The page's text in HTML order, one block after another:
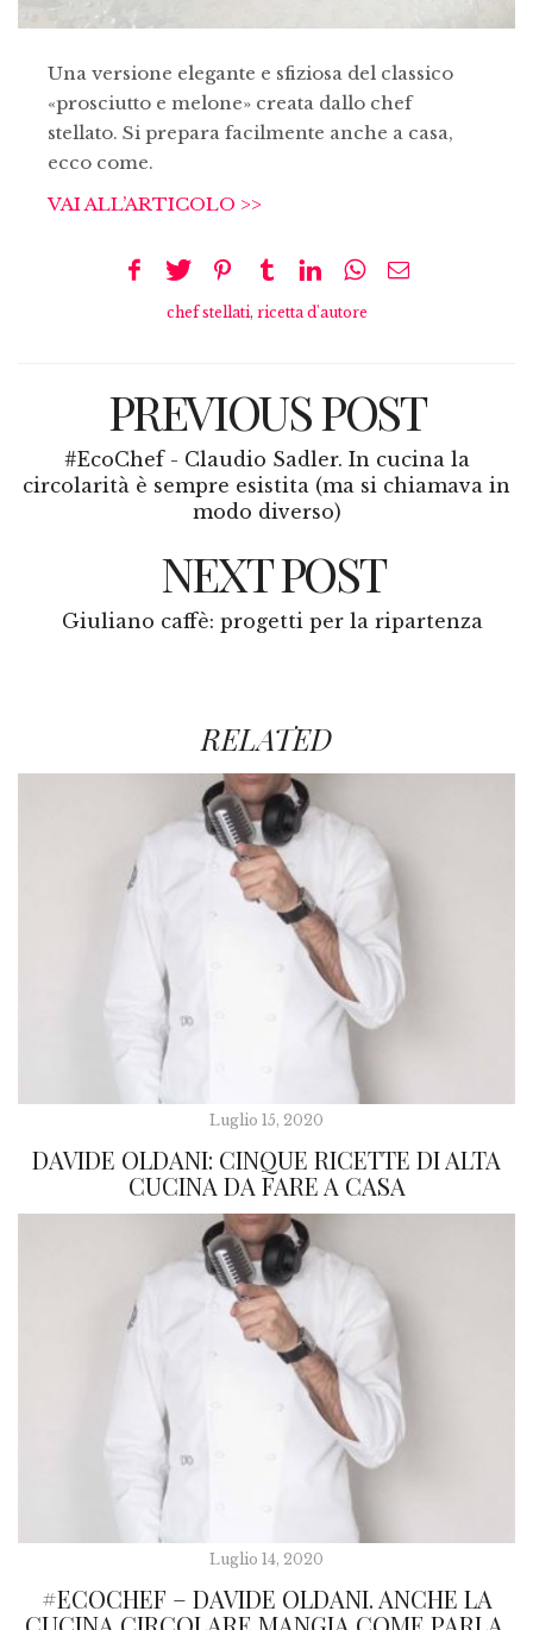
Una versione elegante e sfiziosa del classico
«prosciutto e melone» creata dallo chef
stellato. Si prepara facilmente anche a casa,
ecco come.
VAI ALL’ARTICOLO >>
chef stellati, ricetta d'autore
PREVIOUS POST
#EcoChef - Claudio Sadler. In cucina la
circolarità è sempre esistita (ma si chiamava in
modo diverso)
NEXT POST
Giuliano caffè: progetti per la ripartenza
RELATED
Luglio 15, 2020
DAVIDE OLDANI: CINQUE RICETTE DI ALTA
CUCINA DA FARE A CASA
Luglio 14, 2020
#ECOCHEF – DAVIDE OLDANI. ANCHE LA